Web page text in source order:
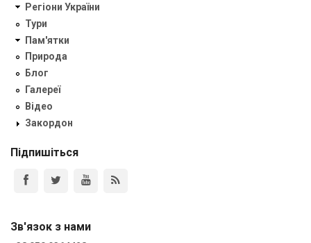
Регіони України
Тури
Пам'ятки
Природа
Блог
Галереї
Відео
Закордон
Підпишіться
Зв'язок з нами